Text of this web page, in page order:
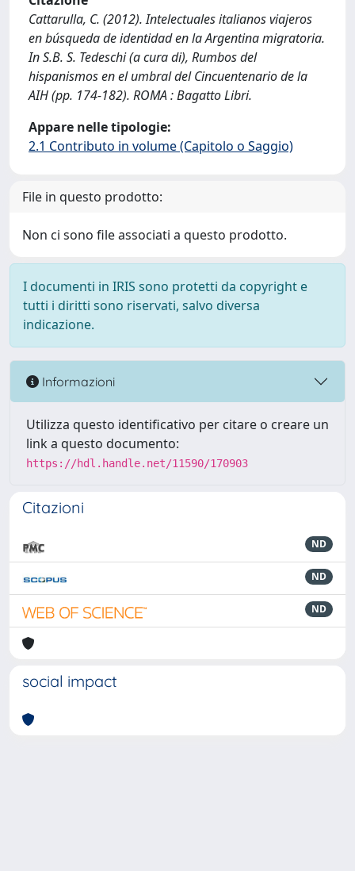
Cattarulla, C. (2012). Intelectuales italianos viajeros
en búsqueda de identidad en la Argentina migratoria.
In S.B. S. Tedeschi (a cura di), Rumbos del
hispanismos en el umbral del Cincuentenario de la
AIH (pp. 174-182). ROMA : Bagatto Libri.
Appare nelle tipologie:
2.1 Contributo in volume (Capitolo o Saggio)
File in questo prodotto:
Non ci sono file associati a questo prodotto.
I documenti in IRIS sono protetti da copyright e
tutti i diritti sono riservati, salvo diversa
indicazione.
Informazioni
Utilizza questo identificativo per citare o creare un
link a questo documento:
https://hdl.handle.net/11590/170903
Citazioni
ND
ND
ND
social impact